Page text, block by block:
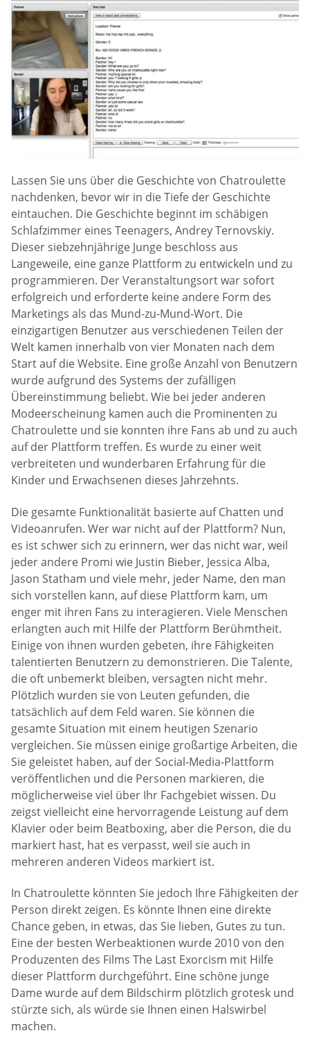
Lassen Sie uns über die Geschichte von Chatroulette
nachdenken, bevor wir in die Tiefe der Geschichte
eintauchen. Die Geschichte beginnt im schäbigen
Schlafzimmer eines Teenagers, Andrey Ternovskiy.
Dieser siebzehnjährige Junge beschloss aus
Langeweile, eine ganze Plattform zu entwickeln und zu
programmieren. Der Veranstaltungsort war sofort
erfolgreich und erforderte keine andere Form des
Marketings als das Mund-zu-Mund-Wort. Die
einzigartigen Benutzer aus verschiedenen Teilen der
Welt kamen innerhalb von vier Monaten nach dem
Start auf die Website. Eine große Anzahl von Benutzern
wurde aufgrund des Systems der zufälligen
Übereinstimmung beliebt. Wie bei jeder anderen
Modeerscheinung kamen auch die Prominenten zu
Chatroulette und sie konnten ihre Fans ab und zu auch
auf der Plattform treffen. Es wurde zu einer weit
verbreiteten und wunderbaren Erfahrung für die
Kinder und Erwachsenen dieses Jahrzehnts.
Die gesamte Funktionalität basierte auf Chatten und
Videoanrufen. Wer war nicht auf der Plattform? Nun,
es ist schwer sich zu erinnern, wer das nicht war, weil
jeder andere Promi wie Justin Bieber, Jessica Alba,
Jason Statham und viele mehr, jeder Name, den man
sich vorstellen kann, auf diese Plattform kam, um
enger mit ihren Fans zu interagieren. Viele Menschen
erlangten auch mit Hilfe der Plattform Berühmtheit.
Einige von ihnen wurden gebeten, ihre Fähigkeiten
talentierten Benutzern zu demonstrieren. Die Talente,
die oft unbemerkt bleiben, versagten nicht mehr.
Plötzlich wurden sie von Leuten gefunden, die
tatsächlich auf dem Feld waren. Sie können die
gesamte Situation mit einem heutigen Szenario
vergleichen. Sie müssen einige großartige Arbeiten, die
Sie geleistet haben, auf der Social-Media-Plattform
veröffentlichen und die Personen markieren, die
möglicherweise viel über Ihr Fachgebiet wissen. Du
zeigst vielleicht eine hervorragende Leistung auf dem
Klavier oder beim Beatboxing, aber die Person, die du
markiert hast, hat es verpasst, weil sie auch in
mehreren anderen Videos markiert ist.
In Chatroulette könnten Sie jedoch Ihre Fähigkeiten der
Person direkt zeigen. Es könnte Ihnen eine direkte
Chance geben, in etwas, das Sie lieben, Gutes zu tun.
Eine der besten Werbeaktionen wurde 2010 von den
Produzenten des Films The Last Exorcism mit Hilfe
dieser Plattform durchgeführt. Eine schöne junge
Dame wurde auf dem Bildschirm plötzlich grotesk und
stürzte sich, als würde sie Ihnen einen Halswirbel
machen.